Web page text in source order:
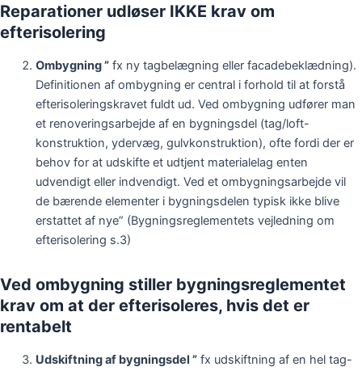
Reparationer udløser IKKE krav om
efterisolering
Ombygning ”fx ny tagbelægning eller facadebeklædning).
Definitionen af ombygning er central i forhold til at forstå
efterisoleringskravet fuldt ud. Ved ombygning udfører man
et renoveringsarbejde af en bygningsdel (tag/loft-
konstruktion, ydervæg, gulvkonstruktion), ofte fordi der er
behov for at udskifte et udtjent materialelag enten
udvendigt eller indvendigt. Ved et ombygningsarbejde vil
de bærende elementer i bygningsdelen typisk ikke blive
erstattet af nye” (Bygningsreglementets vejledning om
efterisolering s.3)
Ved ombygning stiller bygningsreglementet
krav om at der efterisoleres, hvis det er
rentabelt
Udskiftning af bygningsdel ”fx udskiftning af en hel tag-